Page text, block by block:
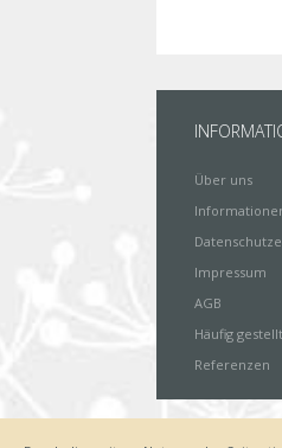
Über uns
Impressum
AGB
Häufig
Referenzen